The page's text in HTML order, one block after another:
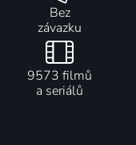
Bez
závazku
9573 filmů
a seriálů